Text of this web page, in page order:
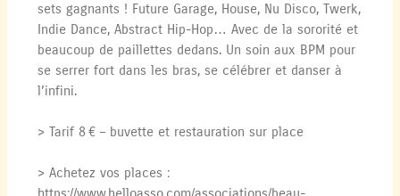
sets gagnants ! Future Garage, House, Nu Disco, Twerk,
Indie Dance, Abstract Hip-Hop… Avec de la sororité et
beaucoup de paillettes dedans. Un soin aux BPM pour
se serrer fort dans les bras, se célébrer et danser à
l’infini.
> Tarif 8 € – buvette et restauration sur place
> Achetez vos places :